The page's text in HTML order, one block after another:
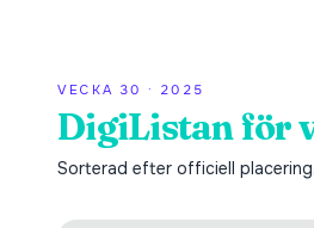
VECKA 30 · 2025
DigiListan för
Sorterad efter officiell